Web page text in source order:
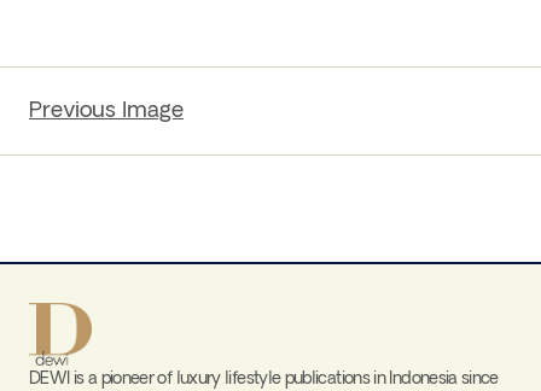
Previous Image
DEWI is a pioneer of luxury lifestyle publications in Indonesia since